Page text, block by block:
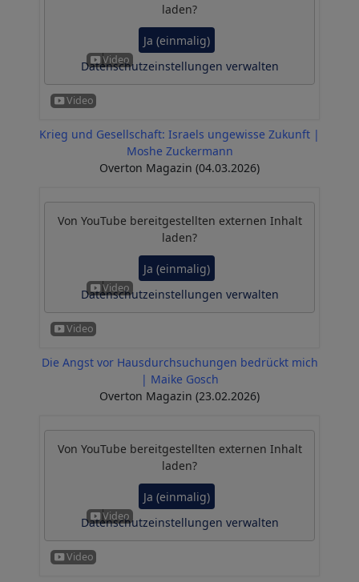
laden?
Ja (einmalig)
Datenschutzeinstellungen verwalten
Krieg und Gesellschaft: Israels ungewisse Zukunft |
Moshe Zuckermann
Overton Magazin (04.03.2026)
Von YouTube bereitgestellten externen Inhalt
laden?
Ja (einmalig)
Datenschutzeinstellungen verwalten
Die Angst vor Hausdurchsuchungen bedrückt mich
| Maike Gosch
Overton Magazin (23.02.2026)
Von YouTube bereitgestellten externen Inhalt
laden?
Ja (einmalig)
Datenschutzeinstellungen verwalten